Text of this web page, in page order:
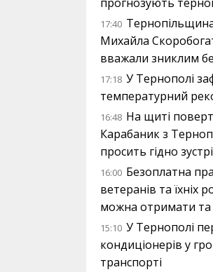
17:40
Михайла
вважали зниклим
17:18 У Тернополі
температурний
16:48 На щиті
Карабаник з
просить гідно
16:00 Безоплатна
ветеранів та їхніх
можна отримати та
15:10 У Тернополі
кондиціонерів у
транспорті